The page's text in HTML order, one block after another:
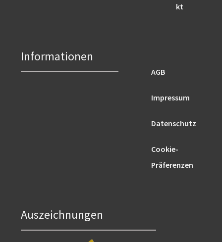
Informationen
Auszeichnungen
kt
AGB
Impressum
Datenschutz
Cookie-
Präferenzen